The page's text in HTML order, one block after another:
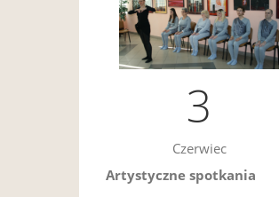
3
Czerwiec
Artystyczne spotkania